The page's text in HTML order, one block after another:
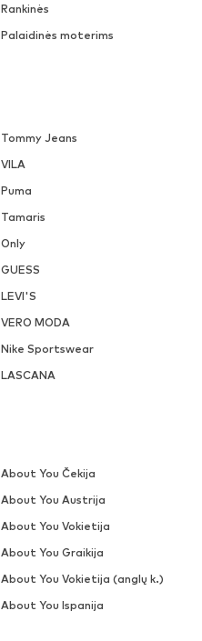
Rankinės
Palaidinės moterims
Tommy Jeans
VILA
Puma
Tamaris
Only
GUESS
LEVI'S
VERO MODA
Nike Sportswear
LASCANA
About You Čekija
About You Austrija
About You Vokietija
About You Graikija
About You Vokietija (anglų k.)
About You Ispanija